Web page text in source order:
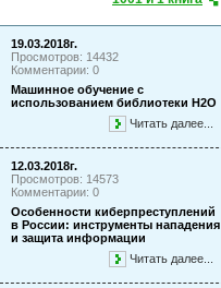
19.03.2018г.
Просмотров: 14432
Комментарии: 0
Машинное обучение с
использованием библиотеки Н2О
Читать далее...
12.03.2018г.
Просмотров: 14573
Комментарии: 0
Особенности киберпреступлений
в России: инструменты нападения
и защита информации
Читать далее...